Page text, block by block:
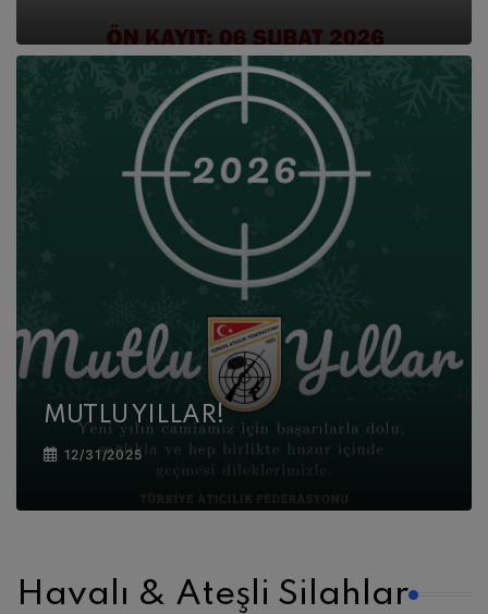
MUTLU YILLAR!
12/31/2025
Havalı & Ateşli Silahlar